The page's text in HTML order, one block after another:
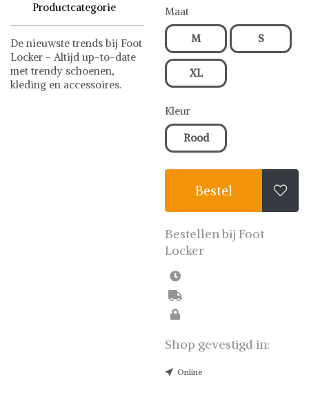
Productcategorie
De nieuwste trends bij Foot
Locker - Altijd up-to-date
met trendy schoenen,
kleding en accessoires.
Maat
M S
XL
Kleur
Rood
Bestel 
Bestellen bij Foot
Locker
Shop gevestigd in:
Online